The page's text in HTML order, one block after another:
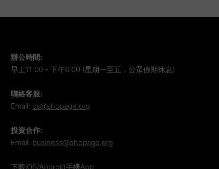
辦公時間:
早上11:00 - 下午6:00 (星期一至五，公眾假期休息)
聯絡客服:
Email: cs@shopage.org
投資合作:
Email: business@shopage.org
下載iOS/Android手機App